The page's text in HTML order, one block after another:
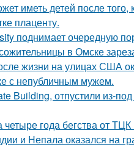
иметь детей после того,
плаценту.
поднимает очередную
в Омске
жизни на улицах США
с непубличным мужем.
Building, отпустили из-под
года бегства от ТЦК
и Непала оказался на